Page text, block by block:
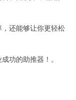
还能够让你更轻松
功的助推器！。